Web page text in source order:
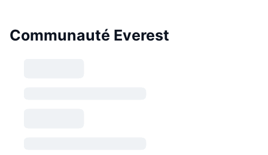
Communauté Everest